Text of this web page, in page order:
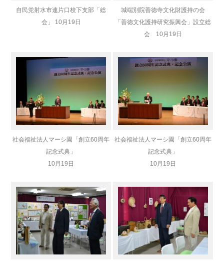
自民党射水市連片口校下支部「総
会」 10月19日
城端別院善徳寺文化財護持の会
「善徳文化護持研究振興会」設立総
会 10月19日
社会福祉法人マーシ園「創立60周年
記念式典」
10月19日
社会福祉法人マーシ園「創立60周年
記念式典」
10月19日